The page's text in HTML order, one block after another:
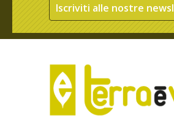
Iscriviti alle nostre